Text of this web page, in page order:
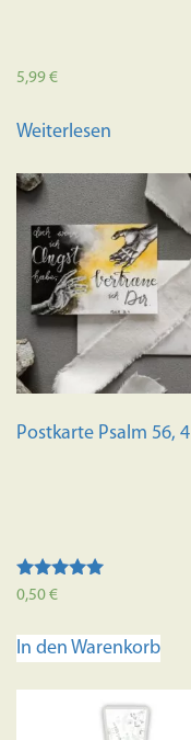
5,99€
Weiterlesen
Postkarte Psalm 56, 4
Bewertet mit
5.00
0,50€
In den Warenkorb